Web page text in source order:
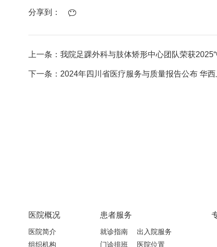
分享到：
上一条：我院足踝外科与肢体矫形中心团队荣获
下一条：2024年四川省医疗服务与质量报告公布 华
医院概况
医院简介
组织机构
患者服务
就诊指南
门诊排班
出入院服务
医院位置